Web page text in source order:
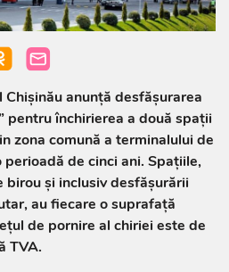
anunță desfășurarea
pentru închirierea a două spații
zona comună a terminalului de
de cinci ani. Spațiile,
și inclusiv desfășurării
au fiecare o suprafață
de pornire al chiriei este de
TVA.